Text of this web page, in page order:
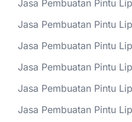
Jasa Pembuatan Pintu
Jasa Pembuatan Pintu
Jasa Pembuatan Pintu
Jasa Pembuatan Pintu
Jasa Pembuatan Pintu
Jasa Pembuatan Pintu